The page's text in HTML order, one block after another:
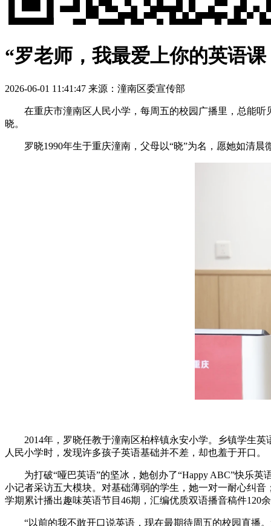
“罗老师，我最爱上你的英语课
2026-06-01 11:41:47 来源：潼南区委宣传部
在重庆市潼南区人民小学，每周五的校园广播里，总能听
晓。
罗晓1990年生于重庆潼南，父母以“晓”为名，愿她如清晨
2014年，罗晓任教于潼南区柏梓镇永安小学。乡镇学生英
人民小学时，发现许多孩子英语基础并不差，却也羞于开口。
为打破“哑巴英语”的坚冰，她创办了“Happy ABC”快乐英
小记者采访五大模块。对基础薄弱的学生，她一对一耐心纠
学期累计播出趣味英语节目46期，汇编优质双语播音稿件120
“以前的我不敢开口说英语，现在最期待周五的校园直播。